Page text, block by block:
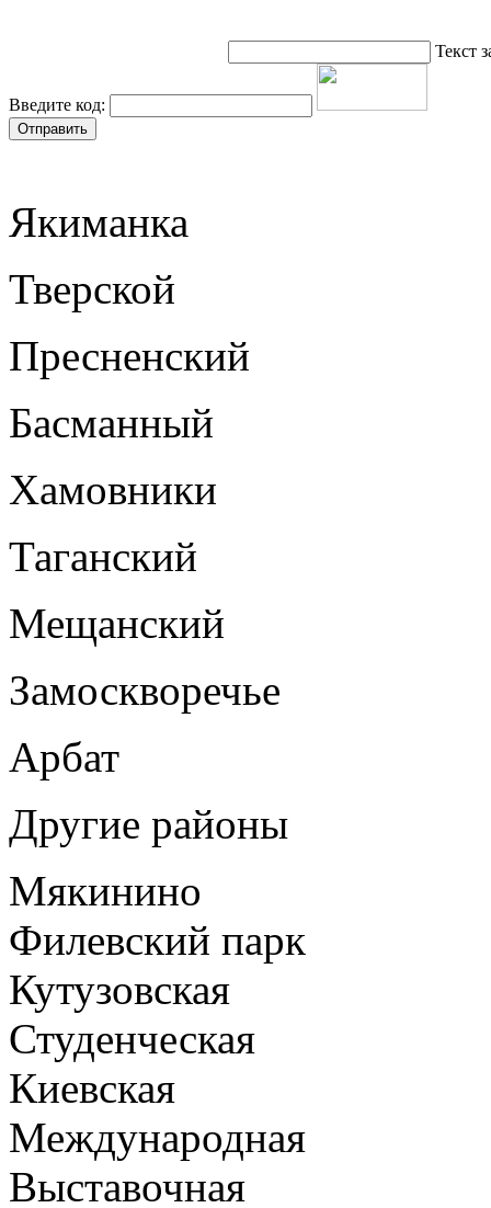
Текст
Введите код:
Якиманка
Тверской
Пресненский
Басманный
Хамовники
Таганский
Мещанский
Замоскворечье
Арбат
Другие районы
Мякинино
Филевский парк
Кутузовская
Студенческая
Киевская
Международная
Выставочная